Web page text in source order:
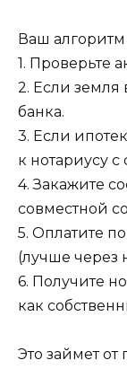
Ваш
1. Проверьте
2. Если земля
банка.
3. Если
к нотариусу с
4. Закажите
совместной
5. Оплатите
(лучше через
6. Получите
как
Это займет